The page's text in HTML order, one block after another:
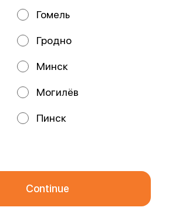
cookies and the use of analytical
with
Файлы cookie
Гомель
Гродно
Минск
Могилёв
Пинск